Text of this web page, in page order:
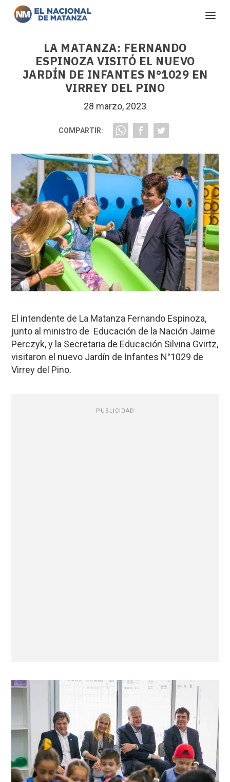
LA MATANZA: FERNANDO
ESPINOZA VISITÓ EL NUEVO
JARDÍN DE INFANTES N°1029 EN
VIRREY DEL PINO
28 marzo, 2023
COMPARTIR:
El intendente de La Matanza Fernando Espinoza,
junto al ministro de Educación de la Nación Jaime
Perczyk, y la Secretaria de Educación Silvina Gvirtz,
visitaron el nuevo Jardín de Infantes N°1029 de
Virrey del Pino.
PUBLICIDAD